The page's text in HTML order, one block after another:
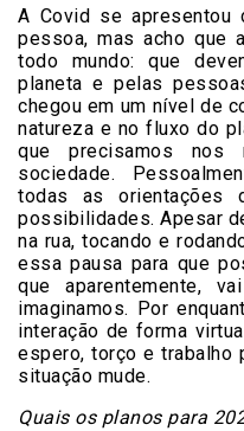
A Covid se apresentou
pessoa, mas acho que
todo mundo: que
planeta e pelas
chegou em um nível de
natureza e no fluxo do
que precisamos nos
sociedade.
todas as orientações
possibilidades. Apesar
na rua, tocando e
essa pausa para que
que aparentemente,
imaginamos. Por
interação de forma
espero, torço e trabalho
situação mude.
Quais os planos para